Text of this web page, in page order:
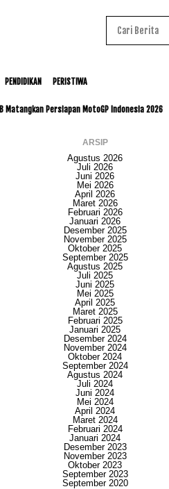
PENDIDIKAN PERISTIWA
Persiapan MotoGP Indonesia 2026
ARSIP
Agustus 2026
Juli 2026
Juni 2026
Mei 2026
April 2026
Maret 2026
Februari 2026
Januari 2026
Desember 2025
November 2025
Oktober 2025
September 2025
Agustus 2025
Juli 2025
Juni 2025
Mei 2025
April 2025
Maret 2025
Februari 2025
Januari 2025
Desember 2024
November 2024
Oktober 2024
September 2024
Agustus 2024
Juli 2024
Juni 2024
Mei 2024
April 2024
Maret 2024
Februari 2024
Januari 2024
Desember 2023
November 2023
Oktober 2023
September 2023
September 2020